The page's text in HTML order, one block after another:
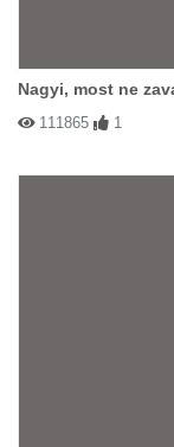
Nagyi, most ne
111865 1